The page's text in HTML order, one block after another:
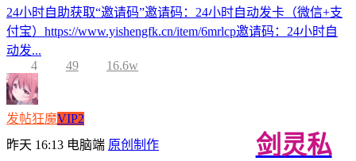
24小时自助获取“邀请码”邀请码：24小时自动发卡（微信+支
付宝）https://www.yishengfk.cn/item/6mrlcp邀请码：24小时自
动发...
4
49 16.6w
发帖狂魔VIP2
昨天 16:13 电脑端 原创制作
剑灵私